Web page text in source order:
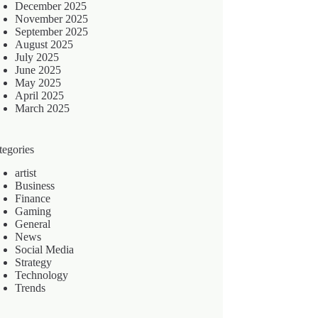
December 2025
November 2025
September 2025
August 2025
July 2025
June 2025
May 2025
April 2025
March 2025
artist
Business
Finance
Gaming
General
News
Social Media
Strategy
Technology
Trends